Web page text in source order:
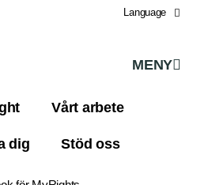
Language
MENY
Vårt arbete
dig Stöd oss